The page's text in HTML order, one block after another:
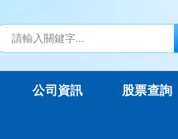
公司資訊 股票查詢